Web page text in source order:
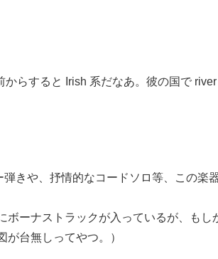
らすると Irish 系だなあ。彼の国で
きや、抒情的なコードソロ等、この楽
ーナストラックが入っているが、もし
台無しってやつ。）